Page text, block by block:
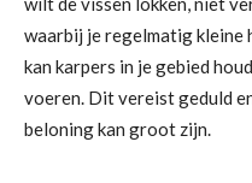
waarbij je regelmatig kleine
kan karpers in je gebied
voeren. Dit vereist geduld
beloning kan groot zijn.